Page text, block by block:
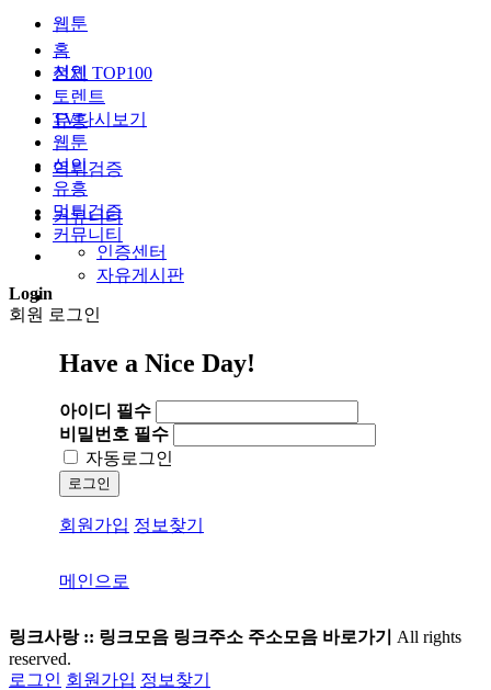
웹툰
성인
유흥
먹튀검증
커뮤니티
인증센터
자유게시판
홈
전체 TOP100
토렌트
TV다시보기
웹툰
성인
유흥
먹튀검증
커뮤니티
Login
회원 로그인
Have a Nice Day!
아이디 필수
비밀번호 필수
자동로그인
로그인
회원가입 정보찾기
메인으로
링크사랑 :: 링크모음 링크주소 주소모음 바로가기 All rights
reserved.
로그인 회원가입 정보찾기